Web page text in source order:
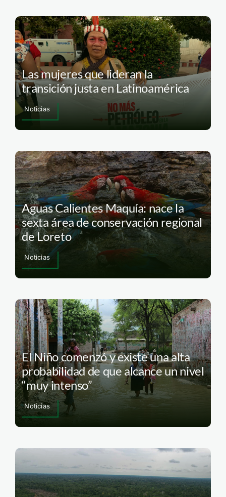
Las mujeres que lideran la
transición justa en Latinoamérica
Noticias
Aguas Calientes Maquía: nace la
sexta área de conservación regional
de Loreto
Noticias
El Niño comenzó y existe una alta
probabilidad de que alcance un nivel
“muy intenso”
Noticias